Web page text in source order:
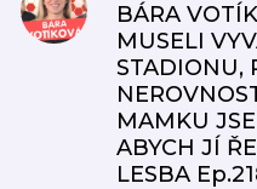
BÁRA
MUSELI
STADIONU,
MAMKU
ABYCH JÍ
LESBA